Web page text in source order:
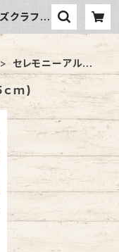
クラフト
セレモニーアルバ
ム
ｃｍ)